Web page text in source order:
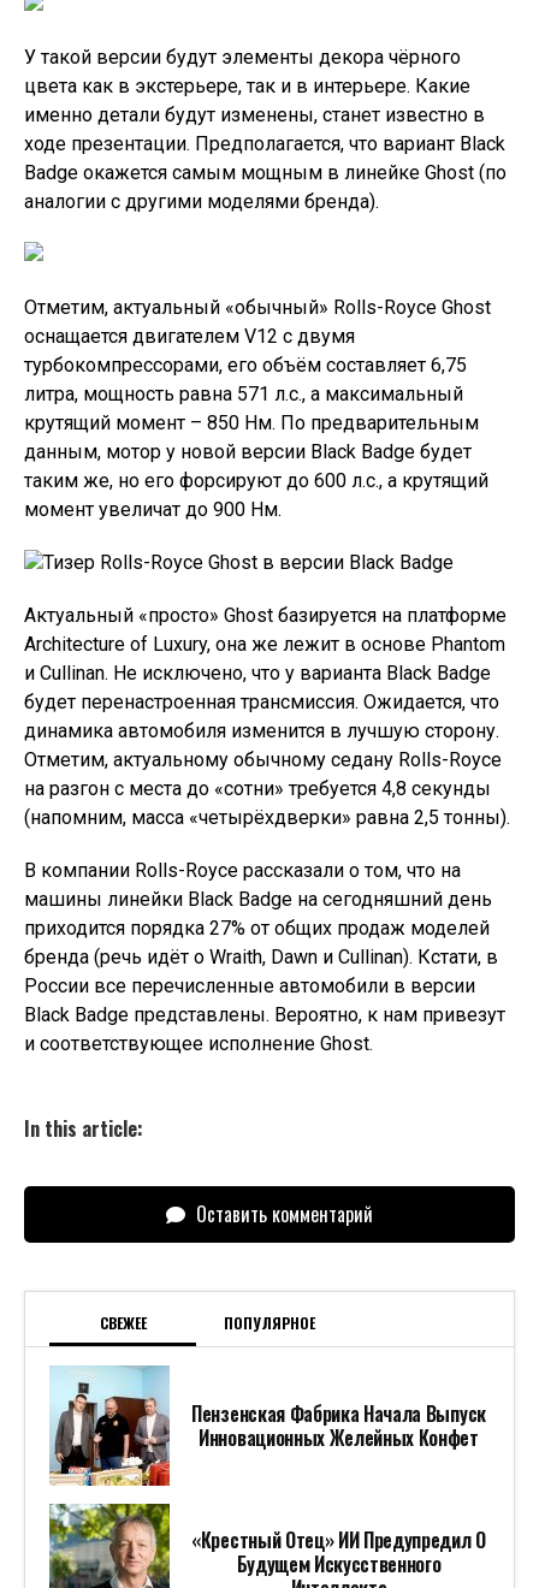
момент увеличат до 900 Нм.
Тизер Rolls-Royce Ghost в версии Black Badge
Актуальный «просто» Ghost базируется на платформе
Architecture of Luxury, она же лежит в основе Phantom
и Cullinan. Не исключено, что у варианта Black Badge
будет перенастроенная трансмиссия. Ожидается, что
динамика автомобиля изменится в лучшую сторону.
Отметим, актуальному обычному седану Rolls-Royce
на разгон с места до «сотни» требуется 4,8 секунды
(напомним, масса «четырёхдверки» равна 2,5 тонны).
В компании Rolls-Royce рассказали о том, что на
машины линейки Black Badge на сегодняшний день
приходится порядка 27% от общих продаж моделей
бренда (речь идёт о Wraith, Dawn и Cullinan). Кстати, в
России все перечисленные автомобили в версии
Black Badge представлены. Вероятно, к нам привезут
и соответствующее исполнение Ghost.
In this article:
Оставить комментарий
СВЕЖЕЕ ПОПУЛЯРНОЕ
Пензенская Фабрика Начала Выпуск
Инновационных Желейных Конфет
«Крестный Отец» ИИ Предупредил О
В Смоленске Проверят
Обстоятельства Смерти Двух
Человек При Падении Дерева
В Рязанской Области Вынесли
Приговор Девушке За Поджог